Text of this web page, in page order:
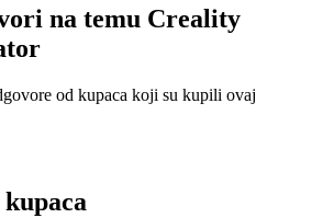
na temu Creality
od kupaca koji su kupili ovaj